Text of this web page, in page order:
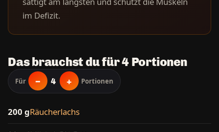
im Defizit.
Das brauchst du für 4 Portionen
Für − 4 + Portionen
200 gRäucherlachs